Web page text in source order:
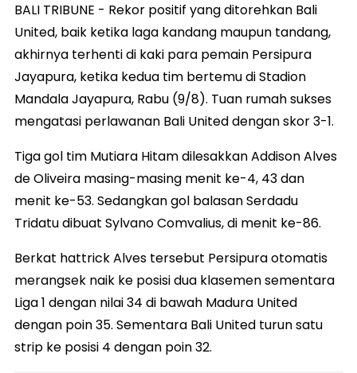
BALI TRIBUNE - Rekor positif yang ditorehkan Bali
United, baik ketika laga kandang maupun tandang,
akhirnya terhenti di kaki para pemain Persipura
Jayapura, ketika kedua tim bertemu di Stadion
Mandala Jayapura, Rabu (9/8). Tuan rumah sukses
mengatasi perlawanan Bali United dengan skor 3-1.
Tiga gol tim Mutiara Hitam dilesakkan Addison Alves
de Oliveira masing-masing menit ke-4, 43 dan
menit ke-53. Sedangkan gol balasan Serdadu
Tridatu dibuat Sylvano Comvalius, di menit ke-86.
Berkat hattrick Alves tersebut Persipura otomatis
merangsek naik ke posisi dua klasemen sementara
Liga 1 dengan nilai 34 di bawah Madura United
dengan poin 35. Sementara Bali United turun satu
strip ke posisi 4 dengan poin 32.